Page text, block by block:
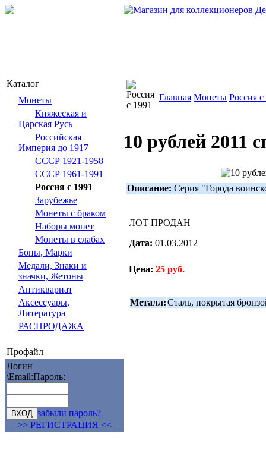
Каталог
Монеты
Княжеская и
Царская Русь
Российская
Империя до 1917
СССР 1921-1958
СССР 1961-1991
Россия с 1991
Зарубежье
Монеты с браком
Наборы монет
Монеты в слабах
Боны, Марки
Медали, Знаки и
значки, Жетоны
Антиквариат
Аксессуары,
Литература
РАСПРОДАЖА
Профайл
Логин
\Email:Пароль:
забыли пароль?
>> РЕГИСТРАЦИЯ <<
Главная Монеты Россия
10 рублей 2011
Описание: Серия "Города
ЛОТ ПРОДАН
Дата: 01.03.2012
Цена: 25 руб.
Металл:Сталь, покрытая